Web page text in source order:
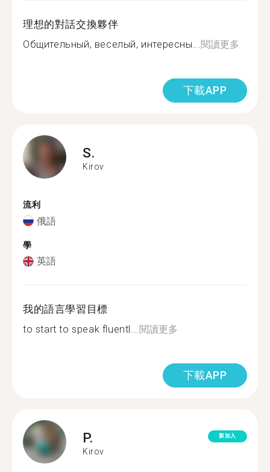
理想的對話交換夥伴
Общительный, веселый, интересны...閱讀更多
下載APP
S.
Kirov
流利
俄語
學
英語
我的語言學習目標
to start to speak fluentl...閱讀更多
下載APP
P.
Kirov
新加入